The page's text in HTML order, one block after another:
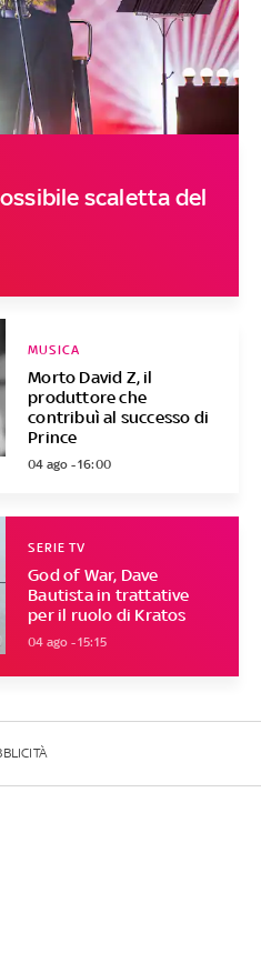
scaletta del
Morto David Z, il
produttore che
contribuì al successo di
Prince
MUSICA
04 ago - 16:00
God of War, Dave
Bautista in trattative
per il ruolo di Kratos
SERIE TV
04 ago - 15:15